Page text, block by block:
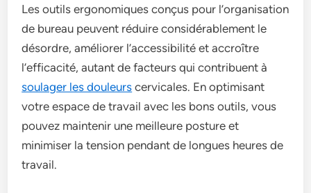
Les outils ergonomiques conçus pour l’organisation
de bureau peuvent réduire considérablement le
désordre, améliorer l’accessibilité et accroître
l’efficacité, autant de facteurs qui contribuent à
soulager les douleurs cervicales. En optimisant
votre espace de travail avec les bons outils, vous
pouvez maintenir une meilleure posture et
minimiser la tension pendant de longues heures de
travail.